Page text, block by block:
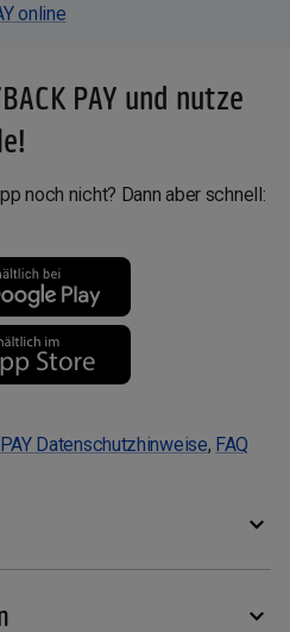
online
PAY und nutze
noch nicht? Dann aber schnell:
PAY Datenschutzhinweise, FAQ